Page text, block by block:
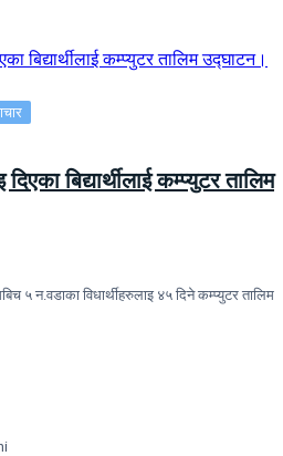
बिद्यार्थीलाई कम्प्युटर तालिम
५ न.वडाका विधार्थीहरुलाइ ४५ दिने कम्प्युटर तालिम